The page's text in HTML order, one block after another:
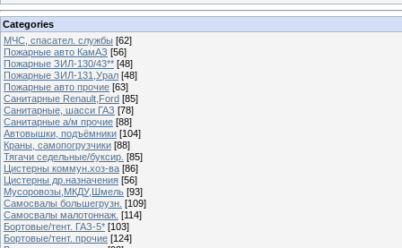
Categories
МЧС, спасател. службы [62]
Пожарные авто КамАЗ [56]
Пожарные ЗИЛ-130/43** [48]
Пожарные ЗИЛ-131,Урал [48]
Пожарные авто прочие [63]
Санитарные Renault,Ford [85]
Санитарные, шасси ГАЗ [78]
Санитарные а/м прочие [88]
Автовышки, подъёмники [104]
Краны, самопогрузчики [88]
Тягачи седельные/буксир. [85]
Цистерны коммун.хоз-ва [86]
Цистерны др.назначения [56]
Мусоровозы,МКДУ,Шмель [93]
Самосвалы большегрузн. [109]
Самосвалы малотоннаж. [114]
Бортовые/тент. ГАЗ-5* [103]
Бортовые/тент. прочие [124]